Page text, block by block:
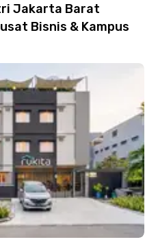
Jakarta Barat
Bisnis & Kampus